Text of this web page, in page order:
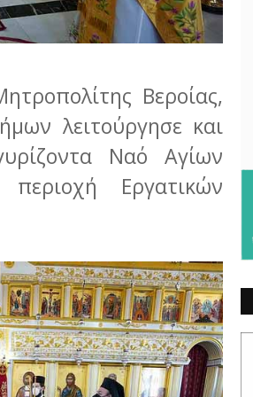
Βεροίας,
λειτούργησε και
Ναό Αγίων
Εργατικών